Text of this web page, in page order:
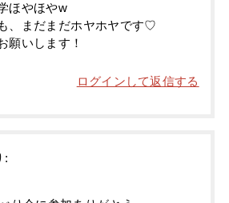
ほやほやw
、まだまだホヤホヤです♡
願いします！
ログインして返信する
: